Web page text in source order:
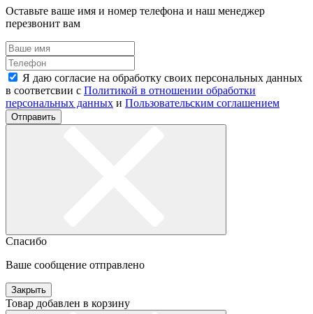
Оставьте ваше имя и номер телефона и наш менеджер
перезвонит вам
Я даю согласие на обработку своих персональных данных
в соответсвии с Политикой в отношении обработки
персональных данных и Пользовательским соглашением
Отправить
Спасибо
Ваше сообщение отправлено
Закрыть
Товар добавлен в корзину